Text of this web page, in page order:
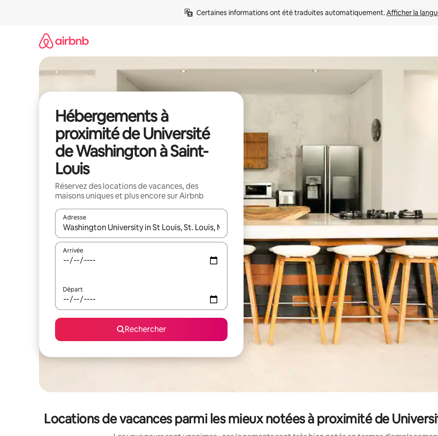
Certaines informations ont été traduites automatiquement. Afficher la
Hébergements à
proximité de Université
de Washington à Saint-
Louis
Réservez des locations de vacances, des
maisons uniques et plus encore sur Airbnb
Adresse
Lorsque les résultats s'affichent, utilisez les flèches vers le haut et vers le bas pour les parcourir ou en appuyant et en
Arrivée
Départ
Rechercher
Locations de vacances parmi les mieux notées à proximité de